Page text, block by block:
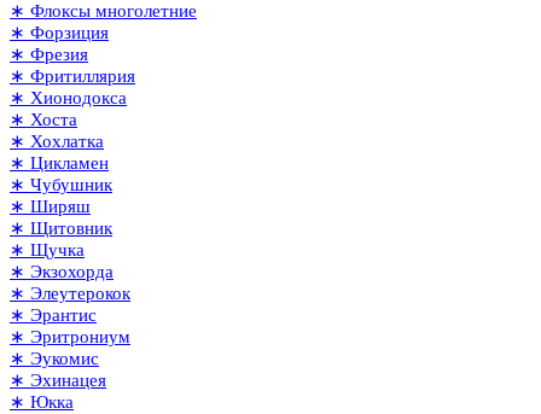
∗ Флоксы многолетние
∗ Форзиция
∗ Фрезия
∗ Фритиллярия
∗ Хионодокса
∗ Хоста
∗ Хохлатка
∗ Цикламен
∗ Чубушник
∗ Ширяш
∗ Щитовник
∗ Щучка
∗ Экзохорда
∗ Элеутерокок
∗ Эрантис
∗ Эритрониум
∗ Эукомис
∗ Эхинацея
∗ Юкка